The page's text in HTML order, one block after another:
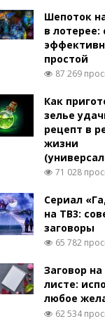
Шепоток
в
простой
87 269
Как
зелье
рецепт в
жизни
71 028
Сериал
на ТВ3:
заговоры
65 782
Заговор
листе:
любое
62 534